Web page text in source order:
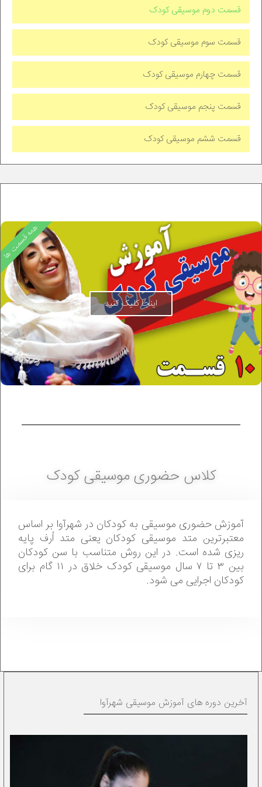
قسمت دوم موسیقی کودک
قسمت سوم موسیقی کودک
قسمت چهارم موسیقی کودک
قسمت پنجم موسیقی کودک
قسمت ششم موسیقی کودک
اینجا کلیک کنید
همه قسمت ها
کلاس حضوری موسیقی کودک
آموزش حضوری موسیقی به کودکان در شهرآوا بر اساس
معتبرترین متد موسیقی کودکان یعنی متد اُرف پایه
ریزی شده است. در این روش متناسب با سن کودکان
بین ۳ تا ۷ سال موسیقی کودک خلاق در ۱۱ گام برای
کودکان اجرایی می شود.
آخرین دوره های آموزش موسیقی شهرآوا